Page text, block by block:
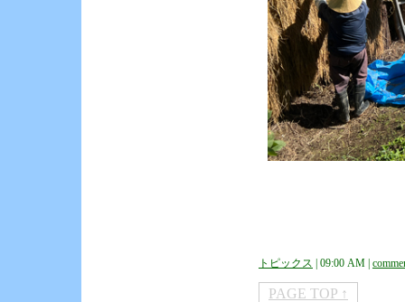
トピックス | 09:00 AM |
PAGE TOP ↑